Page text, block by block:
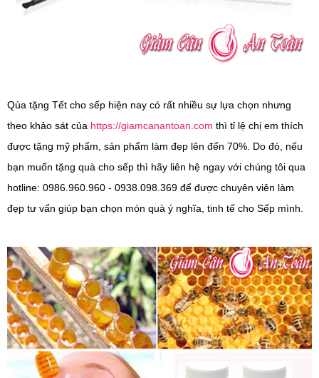
Qùa tặng Tết cho sếp hiện nay có rất nhiều sự lựa chọn nhưng
theo khảo sát của https://giamcanantoan.com thì tỉ lệ chị em thích
được tặng mỹ phẩm, sản phẩm làm đẹp lên đến 70%. Do đó, nếu
bạn muốn tặng quà cho sếp thì hãy liên hệ ngay với chúng tôi qua
hotline: 0986.960.960 - 0938.098.369 để được chuyên viên làm
đẹp tư vấn giúp bạn chọn món quà ý nghĩa, tinh tế cho Sếp mình.